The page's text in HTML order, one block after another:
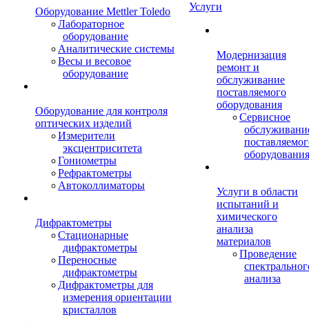
Оборудование Mettler Toledo
Лабораторное
оборудование
Аналитические системы
Весы и весовое
оборудование
Оборудование для контроля
оптических изделий
Измерители
эксцентриситета
Гониометры
Рефрактометры
Автоколлиматоры
Дифрактометры
Стационарные
дифрактометры
Переносные
дифрактометры
Дифрактометры для
измерения ориентации
кристаллов
Услуги
Модернизация
ремонт и
обслуживание
поставляемого
оборудования
Сервисное
оборудования
Услуги в области
испытаний и
химического
анализа
материалов
Проведение
анализа